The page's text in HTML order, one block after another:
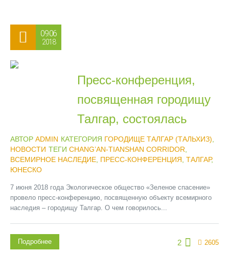
09.06
2018
Пресс-конференция,
посвященная городищу
Талгар, состоялась
АВТОР ADMIN КАТЕГОРИЯ ГОРОДИЩЕ ТАЛГАР (ТАЛЬХИЗ)
НОВОСТИ ТЕГИ CHANG’AN-TIANSHAN CORRIDOR
ВСЕМИРНОЕ НАСЛЕДИЕ ПРЕСС-КОНФЕРЕНЦИЯ ТАЛГАР,
ЮНЕСКО
7 июня 2018 года Экологическое общество «Зеленое спасение»
провело пресс-конференцию, посвященную объекту всемирного
наследия – городищу Талгар. О чем говорилось...
2 2605
Подробнее